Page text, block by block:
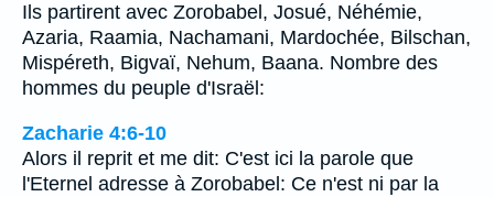
Ils partirent avec Zorobabel, Josué, Néhémie,
Azaria, Raamia, Nachamani, Mardochée, Bilschan,
Mispéreth, Bigvaï, Nehum, Baana. Nombre des
hommes du peuple d'Israël:
Zacharie 4:6-10
Alors il reprit et me dit: C'est ici la parole que
l'Eternel adresse à Zorobabel: Ce n'est ni par la